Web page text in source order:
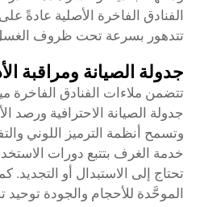
الفنادق الفاخرة الأصلية عادةً
تتدهور بسرعة تحت ظروف الغسل
جدولة الصيانة ومراقبة
تتضمن ملاءات الفنادق الفاخرة
جدولة الصيانة الاحترافية ورصد
وتسمح أنظمة الترميز اللوني
خدمة الغرف بتتبع دورات
تحتاج إلى الاستبدال أو
الموحَّدة للأحجام والجودة